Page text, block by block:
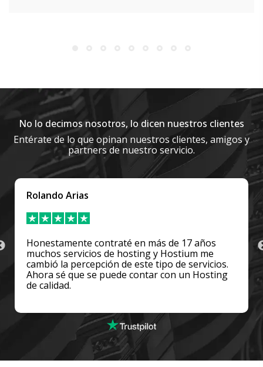
No lo decimos nosotros, lo dicen nuestros clientes
Entérate de lo que opinan nuestros clientes, amigos y
partners de nuestro servicio.
Analía Galicia
Muy buena atención, en especial Rodrigo
se comunico telefónicamente conmigo para
ayudarme a resolver un problema de mi
después de la migración. Todo funciona
perfecto